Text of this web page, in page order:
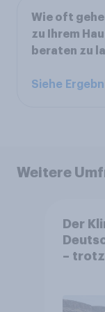
Wie oft
zu Ihrem
beraten zu
Siehe
Weitere
Der
–